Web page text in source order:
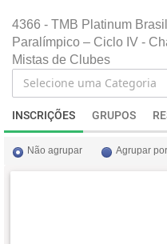
4366 - TMB Platinum
Paralímpico – Ciclo IV -
Mistas de Clubes
INSCRIÇÕES GRUPOS
Não agrupar Agrupar